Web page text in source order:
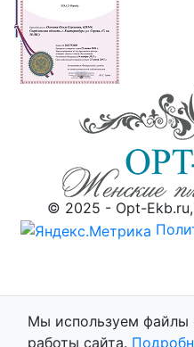
© 2025 - Opt-
Мы используем файлы
работы сайта.